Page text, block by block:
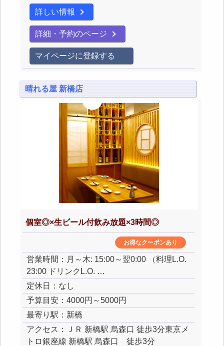
詳しい情報
詳細・予約のページ
マイページに登録する
晴れる屋 新橋店
個室◎×生ビール付飲み放題×3時間◎
お得なクーポンあり
営業時間：月～木: 15:00～翌0:00 （料理L.O.
23:00 ドリンクL.O. …
定休日：なし
予算目安：4000円～5000円
最寄り駅：新橋
アクセス：ＪＲ 新橋駅 烏森口 徒歩3分東京メ
トロ銀座線 新橋駅 烏森口 徒歩3分